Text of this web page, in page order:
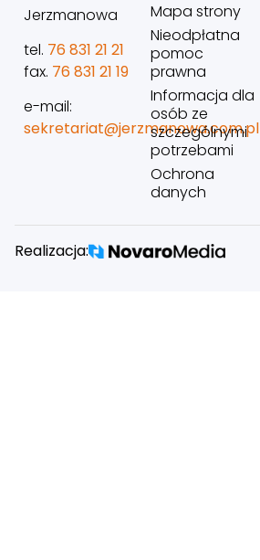
Jerzmanowa
tel. 76 831 21 21
fax. 76 831 21 19
e-mail:
sekretariat@jerzmanowa.com.pl
Mapa strony
Nieodpłatna
pomoc
prawna
Informacja dla
osób ze
szczególnymi
potrzebami
Ochrona
danych
Realizacja: